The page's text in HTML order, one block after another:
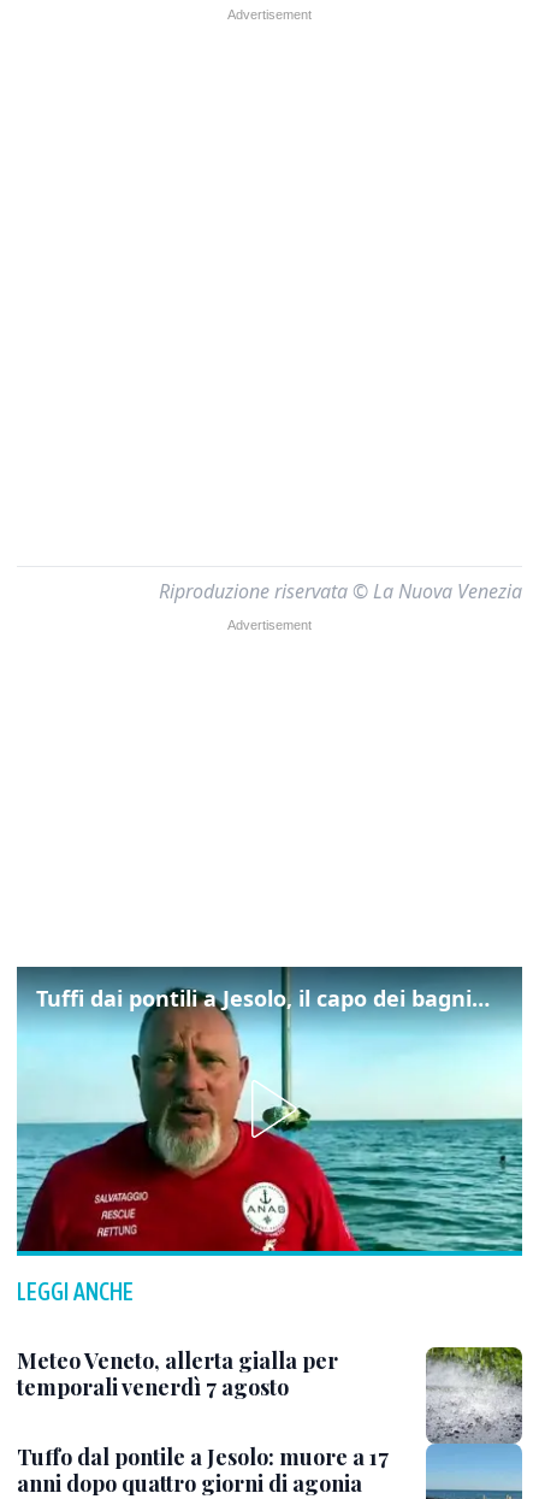
Riproduzione riservata © La Nuova Venezia
Tuffi dai pontili a Jesolo, il capo dei bagnini: "L'impegno di tutti per evitare altre tragedie"
LEGGI ANCHE
Meteo Veneto, allerta gialla per
temporali venerdì 7 agosto
Tuffo dal pontile a Jesolo: muore a 17
anni dopo quattro giorni di agonia